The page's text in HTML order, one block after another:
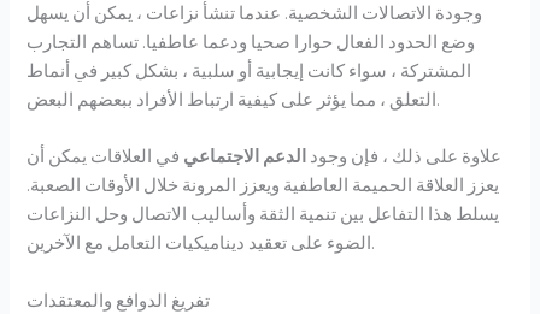
وجودة الاتصالات الشخصية. عندما تنشأ نزاعات ، يمكن أن يسهل
وضع الحدود الفعال حوارا صحيا ودعما عاطفيا. تساهم التجارب
المشتركة ، سواء كانت إيجابية أو سلبية ، بشكل كبير في أنماط
التعلق ، مما يؤثر على كيفية ارتباط الأفراد ببعضهم البعض.
علاوة على ذلك ، فإن وجود الدعم الاجتماعي في العلاقات يمكن أن
يعزز العلاقة الحميمة العاطفية ويعزز المرونة خلال الأوقات الصعبة.
يسلط هذا التفاعل بين تنمية الثقة وأساليب الاتصال وحل النزاعات
الضوء على تعقيد ديناميكيات التعامل مع الآخرين.
تفريغ الدوافع والمعتقدات